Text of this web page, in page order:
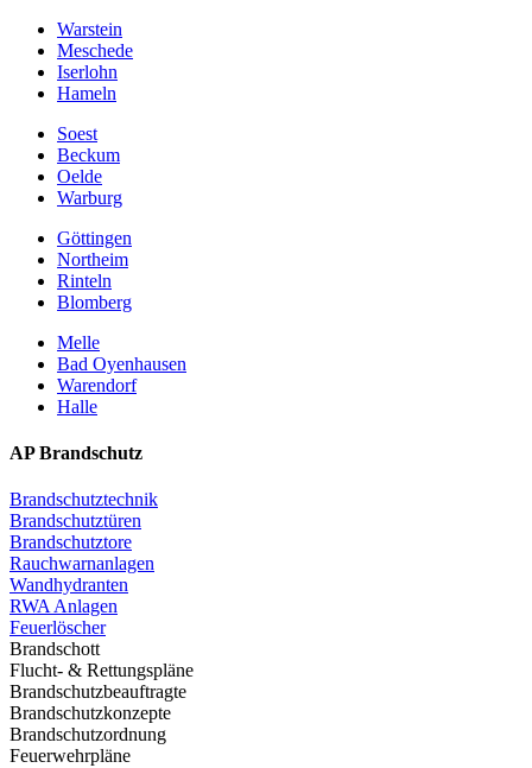
Warstein
Meschede
Iserlohn
Hameln
Soest
Beckum
Oelde
Warburg
Göttingen
Northeim
Rinteln
Blomberg
Melle
Bad Oyenhausen
Warendorf
Halle
AP Brandschutz
Brandschutztechnik
Brandschutztüren
Brandschutztore
Rauchwarnanlagen
Wandhydranten
RWA Anlagen
Feuerlöscher
Brandschott
Flucht- & Rettungspläne
Brandschutzbeauftragte
Brandschutzkonzepte
Brandschutzordnung
Feuerwehrpläne